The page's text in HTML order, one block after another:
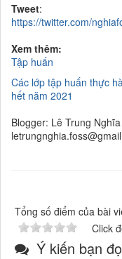
Tweet:
https://twitter.com/
Xem thêm:
Tập huấn
Các lớp tập huấn thực
hết năm 2021
Blogger: Lê Trung Nghĩa
Tổng số điểm của bài
Click
Ý kiến bạn